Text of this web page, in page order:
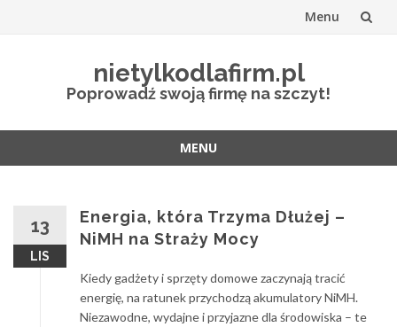
Menu
nietylkodlafirm.pl
Poprowadź swoją firmę na szczyt!
MENU
13
LIS
Energia, która Trzyma Dłużej –
NiMH na Straży Mocy
Kiedy gadżety i sprzęty domowe zaczynają tracić
energię, na ratunek przychodzą akumulatory NiMH.
Niezawodne, wydajne i przyjazne dla środowiska – te